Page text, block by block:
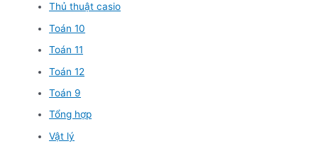
Thủ thuật casio
Toán 10
Toán 11
Toán 12
Toán 9
Tổng hợp
Vật lý